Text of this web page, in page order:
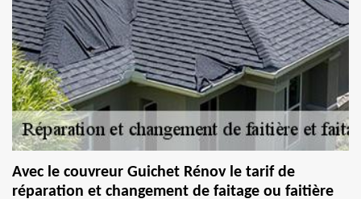
Avec le couvreur Guichet Rénov le tarif de
réparation et changement de faitage ou faitière